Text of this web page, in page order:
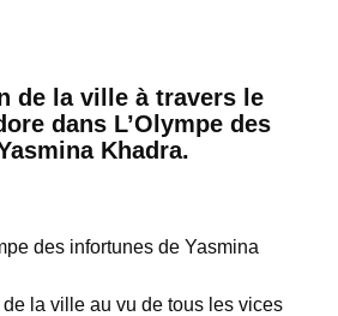
de la ville à travers le
dans L’Olympe des
Khadra.
des infortunes de Yasmina
la ville au vu de tous les vices